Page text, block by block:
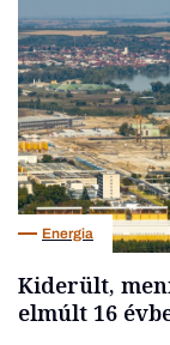
Energia
Kiderült,
elmúlt 16